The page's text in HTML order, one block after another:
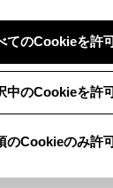
てのCookieを許
中のCookieを許
のCookieのみ許
お問い
の当社指定
を選択し